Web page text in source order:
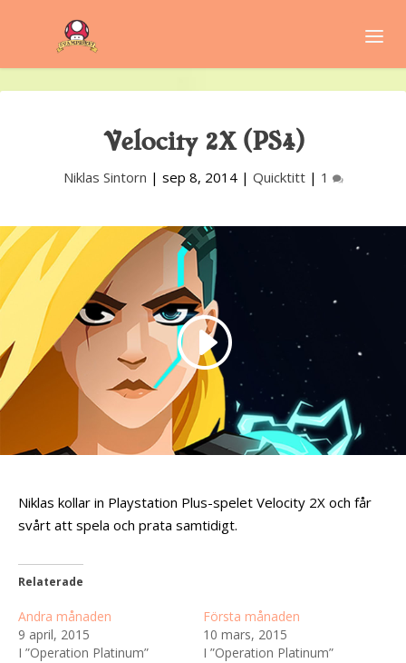
Velocity 2X (PS4)
Niklas Sintorn | sep 8, 2014| Quicktitt| 1
Niklas kollar in Playstation Plus-spelet Velocity 2X och får
svårt att spela och prata samtidigt.
Relaterade
Andra månaden
9 april, 2015
I ”Operation Platinum”
Första månaden
10 mars, 2015
I ”Operation Platinum”